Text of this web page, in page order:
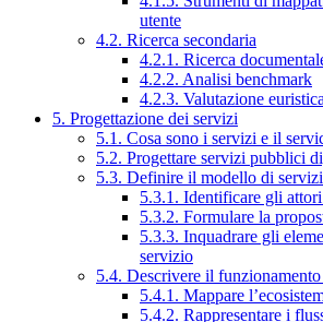
utente
4.2. Ricerca secondaria
4.2.1. Ricerca
4.2.2. Analisi benchmark
4.2.3. Valutazione euristica
5. Progettazione dei servizi
5.1. Cosa sono i servizi e il
5.2. Progettare servizi pubblici
5.3. Definire il modello di
5.3.1. Identificare gli
5.3.2. Formulare la
5.3.3. Inquadrare gli
servizio
5.4. Descrivere il
5.4.1. Mappare
5.4.2. Rappresentare i